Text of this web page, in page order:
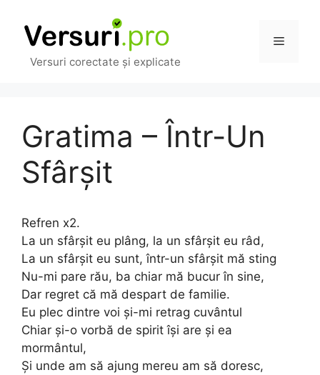
conținut
Versuri corectate și explicate
Meniu
Gratima – Într-Un
Sfârșit
Refren x2.
La un sfârșit eu plâng, la un sfârșit eu râd,
La un sfârșit eu sunt, într-un sfârșit mă sting
Nu-mi pare rău, ba chiar mă bucur în sine,
Dar regret că mă despart de familie.
Eu plec dintre voi și-mi retrag cuvântul
Chiar și-o vorbă de spirit își are și ea
mormântul,
Și unde am să ajung mereu am să doresc,